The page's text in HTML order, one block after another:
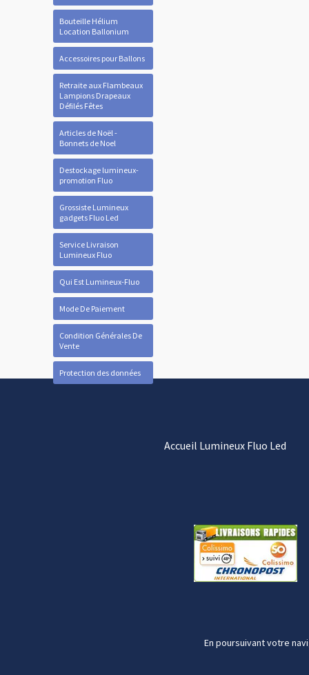
Bouteille Hélium
Location Ballonium
Accessoires pour Ballons
Retraite aux Flambeaux
Lampions Drapeaux
Défilés Fêtes
Articles de Noël -
Bonnets de Noel
Destockage lumineux-
promotion Fluo
Grossiste Lumineux
gadgets Fluo Led
Service Livraison
Lumineux Fluo
Qui Est Lumineux-Fluo
Mode De Paiement
Condition Générales De
Vente
Protection des données
Accueil Lumineux Fluo Led
En poursuivant votre